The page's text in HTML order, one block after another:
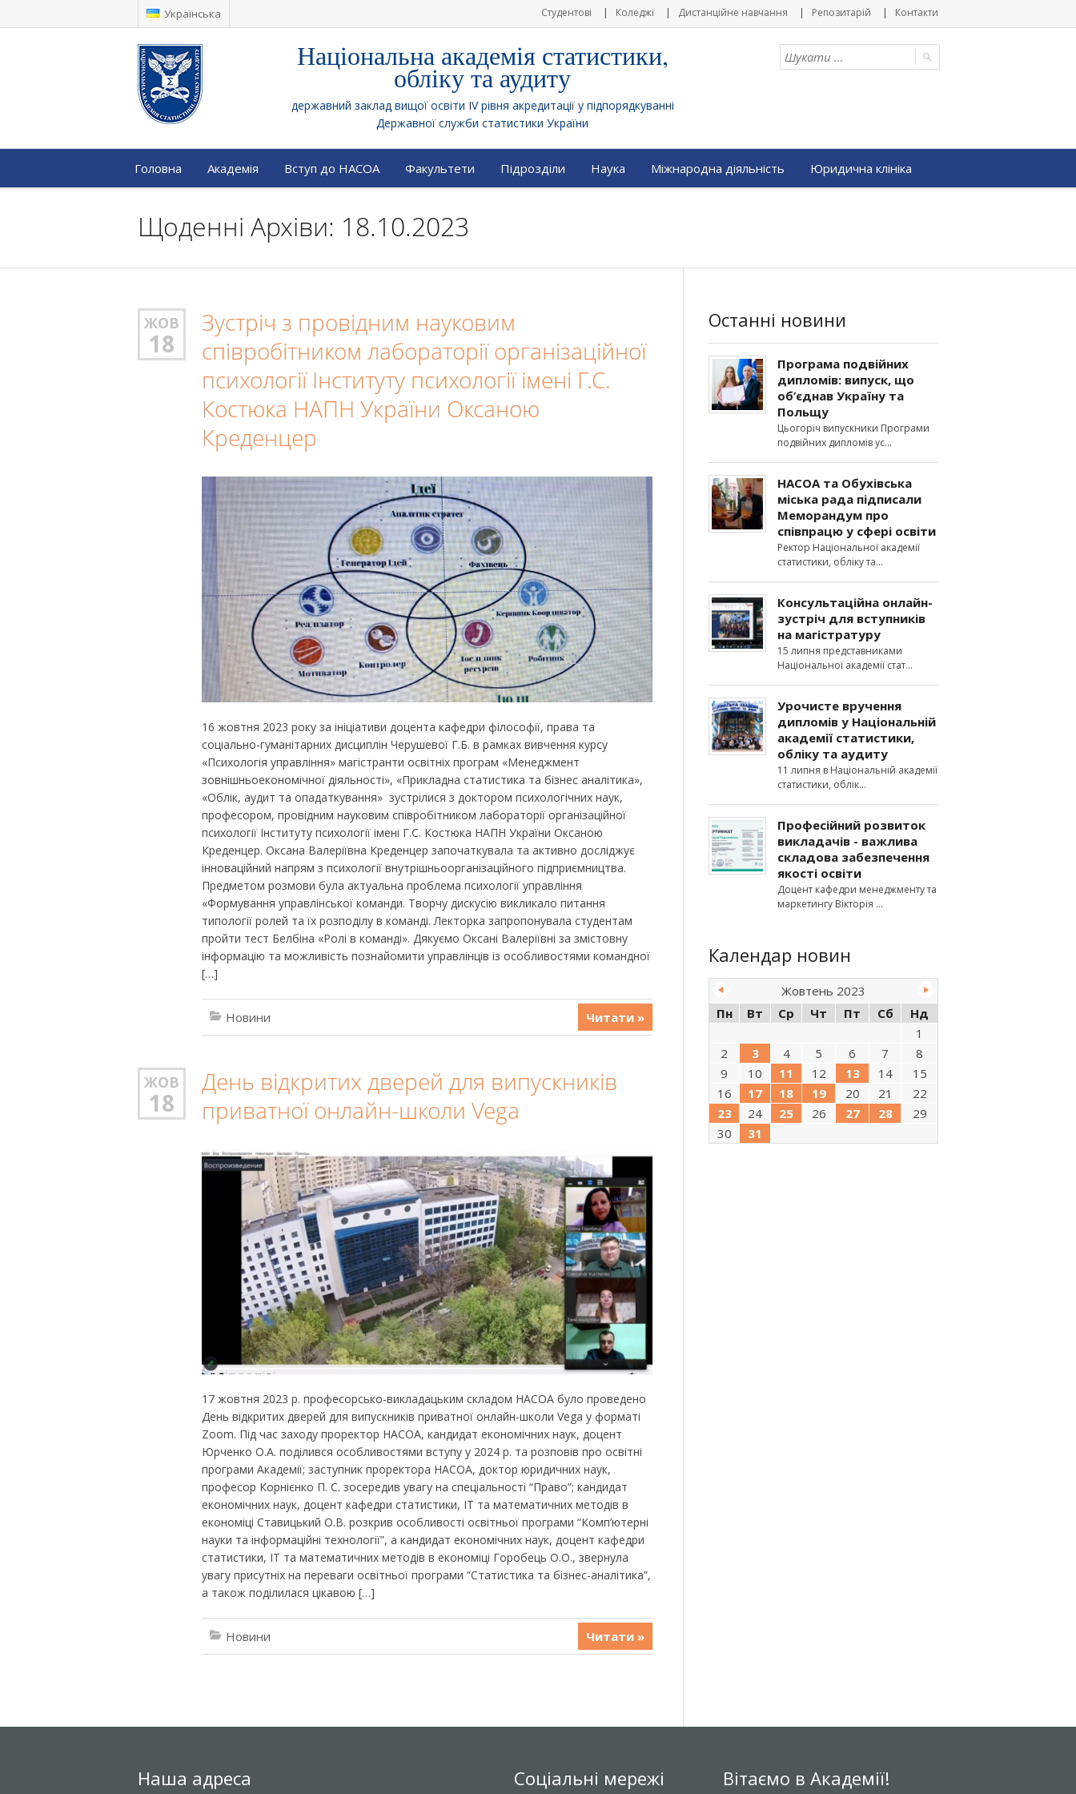
Українська Студентові Коледжі Дистанційне навчання Репозитарій Контакти
Національна академія статистики,
обліку та аудиту
державний заклад вищої освіти IV рівня акредитації у підпорядкуванні
Державної служби статистики України
Головна Академія Вступ до НАСОА Факультети Підрозділи Наука Міжнародна діяльність Юридична клініка
Щоденні Архіви: 18.10.2023
ЖОВ
18
Зустріч з провідним науковим
співробітником лабораторії організаційної
психології Інституту психології імені Г.С.
Костюка НАПН України Оксаною
Креденцер
16 жовтня 2023 року за ініціативи доцента кафедри філософії, права та
соціально-гуманітарних дисциплін Черушевої Г.Б. в рамках вивчення курсу
«Психологія управління» магістранти освітніх програм «Менеджмент
зовнішньоекономічної діяльності», «Прикладна статистика та бізнес аналітика»,
«Облік, аудит та опадаткування» зустрілися з доктором психологічних наук,
професором, провідним науковим співробітником лабораторії організаційної
психології Інституту психології імені Г.С. Костюка НАПН України Оксаною
Креденцер. Оксана Валеріївна Креденцер започаткувала та активно досліджує
інноваційний напрям з психології внутрішньоорганізаційного підприємництва.
Предметом розмови була актуальна проблема психології управління
«Формування управлінської команди. Творчу дискусію викликало питання
типології ролей та їх розподілу в команді. Лекторка запропонувала студентам
пройти тест Белбіна «Ролі в команді». Дякуємо Оксані Валеріївні за змістовну
інформацію та можливість познайомити управлінців із особливостями командної
[…]
Новини Читати »
ЖОВ
18
День відкритих дверей для випускників
приватної онлайн-школи Vega
17 жовтня 2023 р. професорсько-викладацьким складом НАСОА було проведено
День відкритих дверей для випускників приватної онлайн-школи Vega у форматі
Zoom. Під час заходу проректор НАСОА, кандидат економічних наук, доцент
Юрченко О.А. поділився особливостями вступу у 2024 р. та розповів про освітні
програми Академії; заступник проректора НАСОА, доктор юридичних наук,
професор Корнієнко П. С. зосередив увагу на спеціальності “Право”; кандидат
економічних наук, доцент кафедри статистики, ІТ та математичних методів в
економіці Ставицький О.В. розкрив особливості освітньої програми “Комп’ютерні
науки та інформаційні технології”, а кандидат економічних наук, доцент кафедри
статистики, ІТ та математичних методів в економіці Горобець О.О., звернула
увагу присутніх на переваги освітньої програми “Статистика та бізнес-аналітика”,
а також поділилася цікавою […]
Новини Читати »
Останні новини
Програма подвійних
дипломів: випуск, що
об’єднав Україну та
Польщу
Цьогоріч випускники Програми
подвійних дипломів ус
НАСОА та Обухівська
міська рада підписали
Меморандум про
співпрацю у сфері освіти
Ректор Національної академії
статистики, обліку та
Консультаційна онлайн-
зустріч для вступників
на магістратуру
15 липня представниками
Національної академії стат
Урочисте вручення
дипломів у Національній
академії статистики,
обліку та аудиту
11 липня в Національній академії
статистики, облік
Професійний розвиток
викладачів - важлива
складова забезпечення
якості освіти
Доцент кафедри менеджменту та
маркетингу Вікторія
Календар новин
Жовтень 2023
Пн
Вт Ср Чт Пт Сб
Нд
1
2
3 4 5 6 7
8
9
10 11 12 13 14
15
16
17 18 19 20 21
22
23
24 25 26 27 28
29
30
31
Наша адреса Соціальні мережі Вітаємо в Академії!